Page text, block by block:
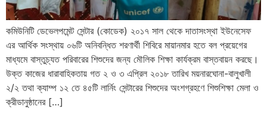
কমিউনিটি ডেভেলপমেন্ট সেন্টার (কোডেক) ২০১৭ সাল থেকে দাতাসংস্থা ইউনেসেফ
এর আর্থিক সংস্থায় ০৬টি অনিবন্ধিত শরণার্থী শিবিরে মায়ানমার হতে বল প্রয়েগের
মাধ্যমে বাস্তুচ্যত পরিবারের শিশুদের জন্য মৌলিক শিক্ষা কার্যক্রম বাস্তবায়ন করছে।
উক্ত কাজের ধারাবাহিকতায় গত ২ ও ৩ এপ্রিল ২০১৮ তারিখ ময়নারঘোনা-বালুখালী
২/২ তথা ক্যাম্প ১২ তে ৪৫টি লার্নিং সেন্টারের শিশুদের অংশগ্রহণে শিশুশিক্ষা মেলা ও
ক্রীডানুষ্ঠানের […]